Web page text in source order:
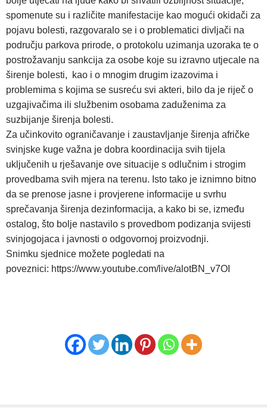
spomenute su i različite manifestacije kao mogući okidači za
pojavu bolesti, razgovaralo se i o problematici divljači na
području parkova prirode, o protokolu uzimanja uzoraka te o
postrožavanju sankcija za osobe koje su izravno utjecale na
širenje bolesti, kao i o mnogim drugim izazovima i
problemima s kojima se susreću svi akteri, bilo da je riječ o
uzgajivačima ili službenim osobama zaduženima za
suzbijanje širenja bolesti.
Za učinkovito ograničavanje i zaustavljanje širenja afričke
svinjske kuge važna je dobra koordinacija svih tijela
uključenih u rješavanje ove situacije s odlučnim i strogim
provedbama svih mjera na terenu. Isto tako je iznimno bitno
da se prenose jasne i provjerene informacije u svrhu
sprečavanja širenja dezinformacija, a kako bi se, između
ostalog, što bolje nastavilo s provedbom podizanja svijesti
svinjogojaca i javnosti o odgovornoj proizvodnji.
Snimku sjednice možete pogledati na
poveznici: https://www.youtube.com/live/alotBN_v7OI